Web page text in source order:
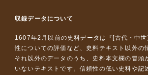
収録データについて
1607年2月以前の史料データは『 [古代・中
性についての評価など、史料テキスト以外
それ以外のデータのうち、史料本文欄の冒
いないテキストです。信頼性の低い史料や